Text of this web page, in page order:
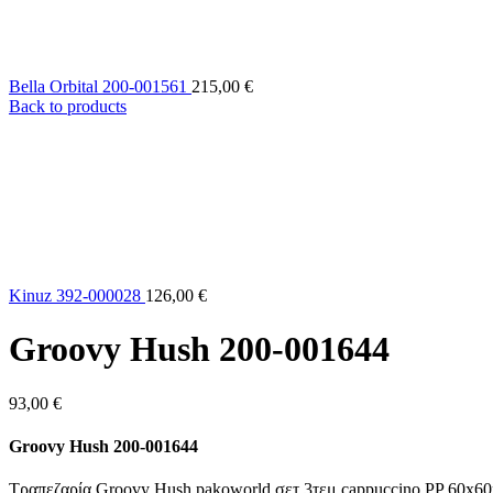
Bella Orbital 200-001561 215,00 €
Back to products
Kinuz 392-000028 126,00 €
Groovy Hush 200-001644
93,00 €
Groovy Hush 200-001644